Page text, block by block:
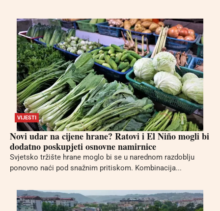
VIJESTI
Novi udar na cijene hrane? Ratovi i El Niño mogli bi
dodatno poskupjeti osnovne namirnice
Svjetsko tržište hrane moglo bi se u narednom razdoblju
ponovno naći pod snažnim pritiskom. Kombinacija...